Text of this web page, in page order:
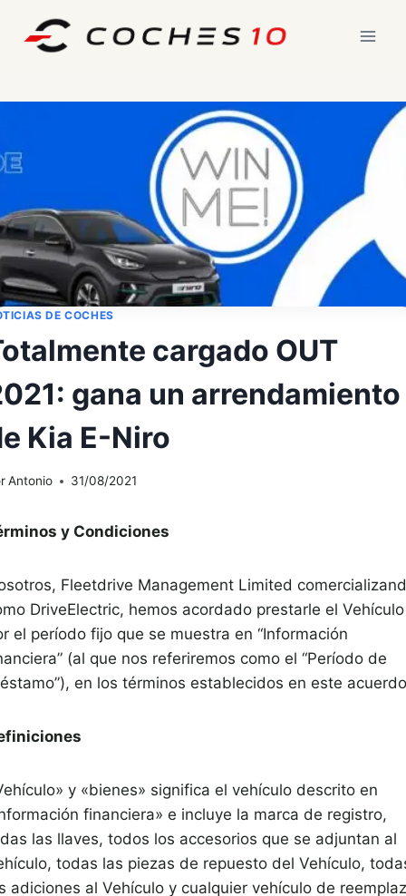
DE COCHES
cargado OUT
gana un arrendamiento
Kia E-Niro
Antonio 31/08/2021
y Condiciones
Fleetdrive Management Limited
DriveElectric, hemos acordado prestarle el Vehículo
el período fijo que se muestra en “Información
(al que nos referiremos como el “Período de
en los términos establecidos en este
y «bienes» significa el vehículo descrito en
financiera» e incluye la marca de registro,
las llaves, todos los accesorios que se adjuntan al
todas las piezas de repuesto del Vehículo,
adiciones al Vehículo y cualquier vehículo de